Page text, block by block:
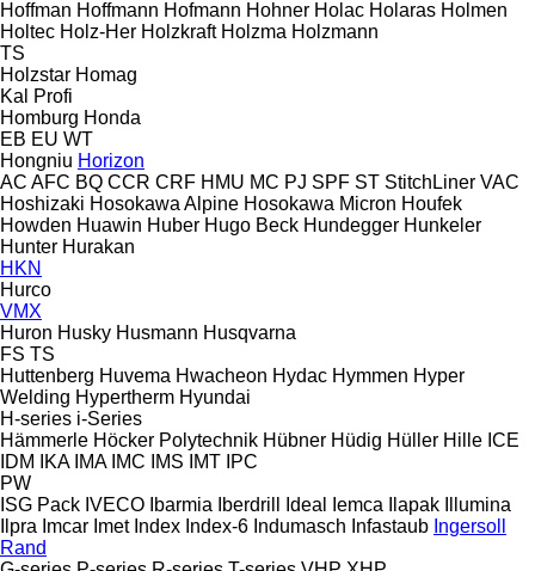
Hoffman Hoffmann Hofmann Hohner Holac Holaras Holmen
Holtec Holz-Her Holzkraft Holzma Holzmann
TS
Holzstar Homag
Kal
Profi
Homburg Honda
EB EU WT
Hongniu Horizon
AC AFC BQ CCR CRF HMU MC PJ SPF ST StitchLiner VAC
Hoshizaki Hosokawa Alpine Hosokawa Micron Houfek
Howden Huawin Huber Hugo Beck Hundegger Hunkeler
Hunter Hurakan
HKN
Hurco
VMX
Huron Husky Husmann Husqvarna
FS TS
Huttenberg Huvema Hwacheon Hydac Hymmen Hyper
Welding Hypertherm Hyundai
H-series i-Series
Hämmerle Höcker Polytechnik Hübner Hüdig Hüller Hille ICE
IDM
IKA IMA IMC IMS IMT IPC
PW
ISG Pack IVECO Ibarmia Iberdrill Ideal Iemca Ilapak
Illumina
Ilpra Imcar Imet Index Index-6 Indumasch Infastaub Ingersoll
Rand